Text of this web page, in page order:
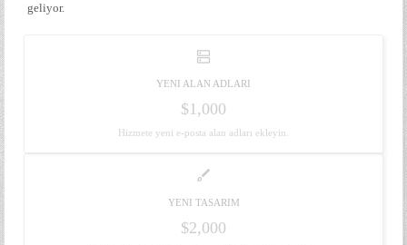
geliyor.
dns
YENI ALAN ADLARI
$1,000
Hizmete yeni e-posta alan adları ekleyin.
brush
YENI TASARIM
$2,000